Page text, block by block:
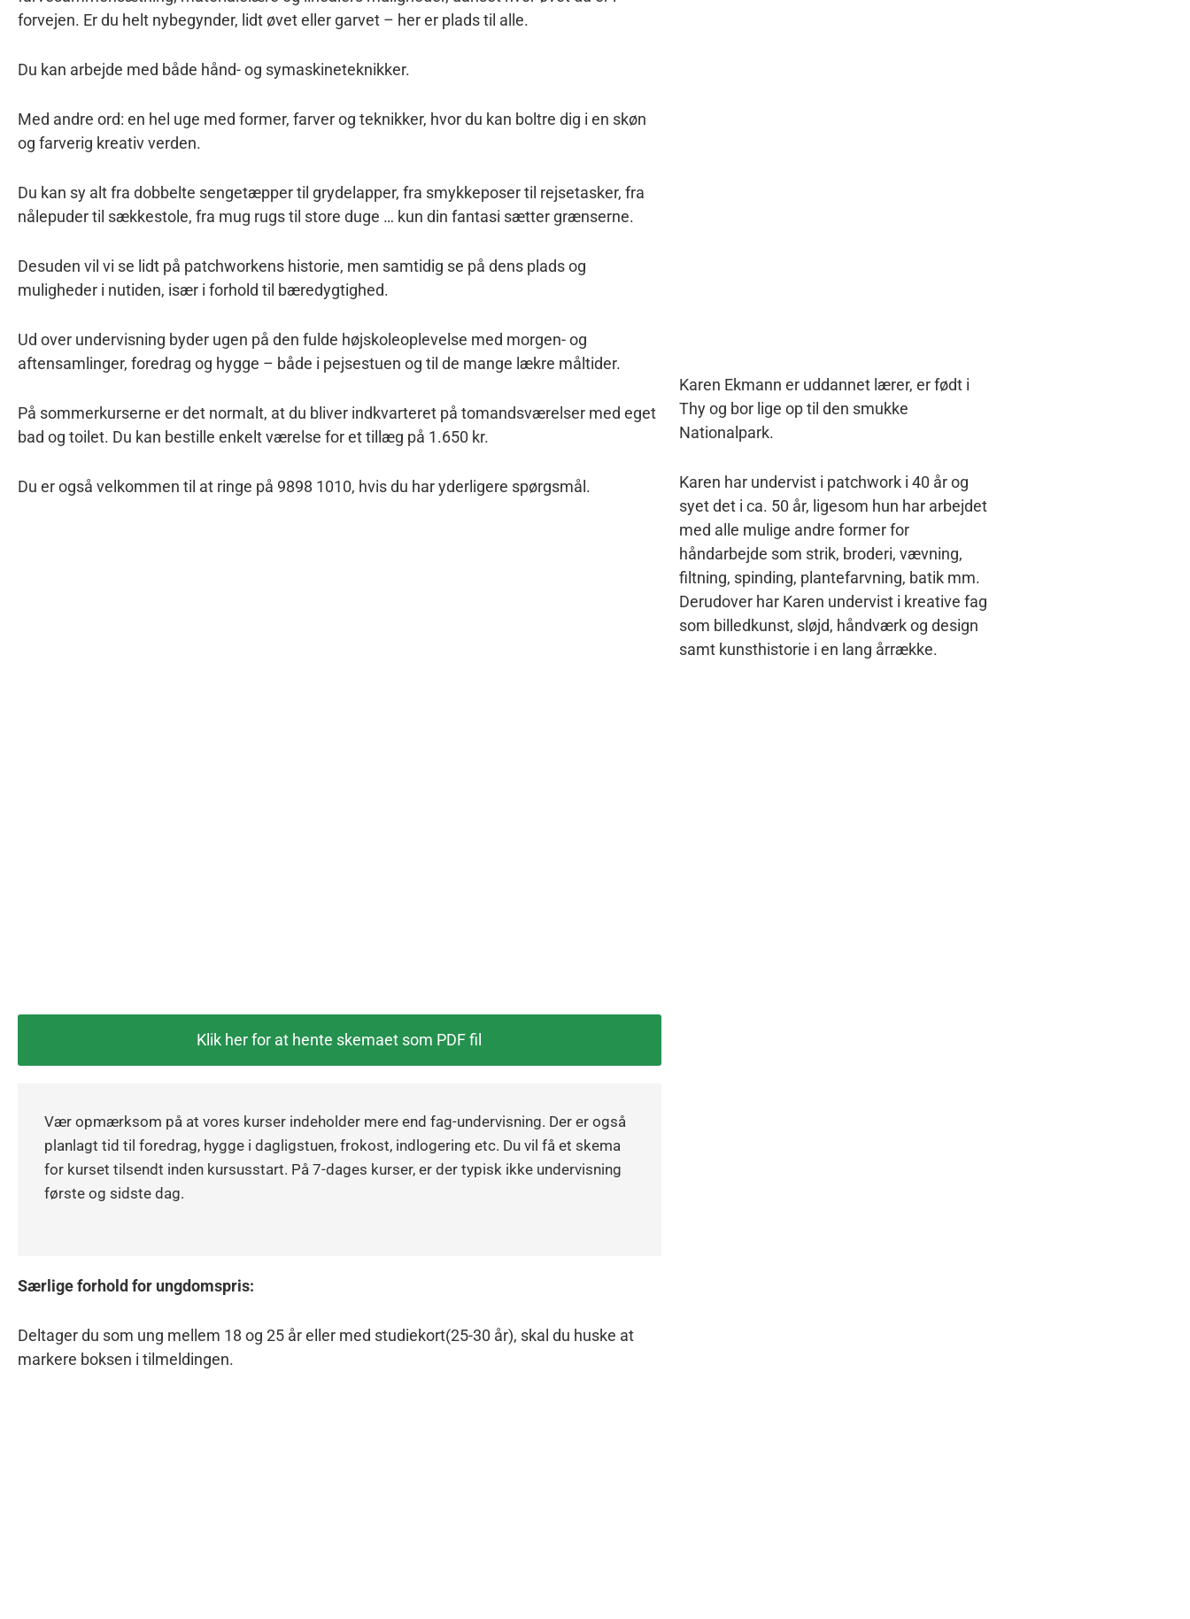
forvejen. Er du helt nybegynder, lidt øvet eller garvet – her er plads til alle.
Du kan arbejde med både hånd- og symaskineteknikker.
Med andre ord: en hel uge med former, farver og teknikker, hvor du kan boltre dig i en skøn
og farverig kreativ verden.
Du kan sy alt fra dobbelte sengetæpper til grydelapper, fra smykkeposer til rejsetasker, fra
nålepuder til sækkestole, fra mug rugs til store duge … kun din fantasi sætter grænserne.
Desuden vil vi se lidt på patchworkens historie, men samtidig se på dens plads og
muligheder i nutiden, især i forhold til bæredygtighed.
Ud over undervisning byder ugen på den fulde højskoleoplevelse med morgen- og
aftensamlinger, foredrag og hygge – både i pejsestuen og til de mange lækre måltider.
På sommerkurserne er det normalt, at du bliver indkvarteret på tomandsværelser med eget
bad og toilet. Du kan bestille enkelt værelse for et tillæg på 1.650 kr.
Du er også velkommen til at ringe på 9898 1010, hvis du har yderligere spørgsmål.
Klik her for at hente skemaet som PDF fil
Vær opmærksom på at vores kurser indeholder mere end fag-undervisning. Der er også
planlagt tid til foredrag, hygge i dagligstuen, frokost, indlogering etc. Du vil få et skema
for kurset tilsendt inden kursusstart. På 7-dages kurser, er der typisk ikke undervisning
første og sidste dag.
Særlige forhold for ungdomspris:
Deltager du som ung mellem 18 og 25 år eller med studiekort(25-30 år), skal du huske at
markere boksen i tilmeldingen.
Karen Ekmann er uddannet lærer, er født i
Thy og bor lige op til den smukke
Nationalpark.
Karen har undervist i patchwork i 40 år og
syet det i ca. 50 år, ligesom hun har arbejdet
med alle mulige andre former for
håndarbejde som strik, broderi, vævning,
filtning, spinding, plantefarvning, batik mm.
Derudover har Karen undervist i kreative fag
som billedkunst, sløjd, håndværk og design
samt kunsthistorie i en lang årrække.